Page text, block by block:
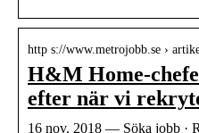
http s://www.metrojobb.se ›
H&M Home-
efter när vi
16 nov. 2018 — Söka jobb ·